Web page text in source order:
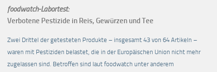
foodwatch-Labortest:
Verbotene Pestizide in Reis, Gewürzen und Tee
Zwei Drittel der getesteten Produkte – insgesamt 43 von 64 Artikeln –
waren mit Pestiziden belastet, die in der Europäischen Union nicht mehr
zugelassen sind. Betroffen sind laut foodwatch unter anderem